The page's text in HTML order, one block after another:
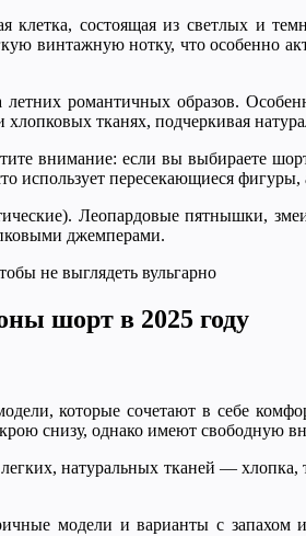
клетка, состоящая из светлых и
винтажную нотку, что особенно
романтичных образов.
тканях, подчеркивая
внимание: если вы выбираете
использует пересекающиеся
Леопардовые пятнышки,
джемперами.
не выглядеть вульгарно
шорт в 2025 году
которые сочетают в себе
снизу, однако имеют свободную
натуральных тканей —
модели и варианты с